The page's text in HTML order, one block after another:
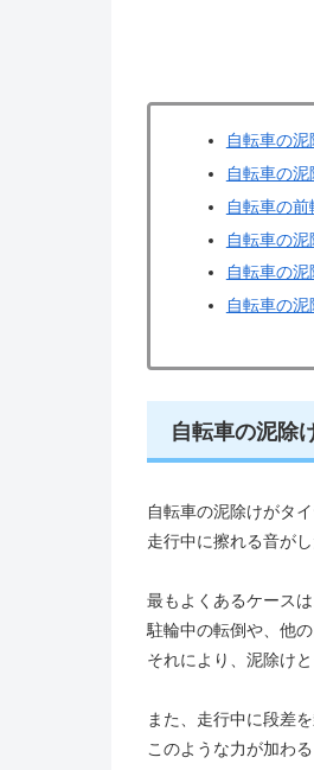
自転車の
自転車の
自転車の
自転車の
自転車の
自転車の
自転車の泥除
自転車の泥除けがタ
走行中に擦れる音が
最もよくあるケース
駐輪中の転倒や、他
それにより、泥除け
また、走行中に段差
このような力が加わ